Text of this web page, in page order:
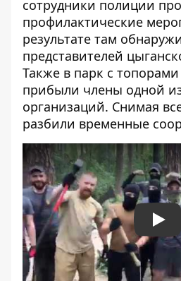
сотрудники полиции
профилактические
результате там
представителей
Также в парк с
прибыли члены одной
организаций. Снимая
разбили временные
Play